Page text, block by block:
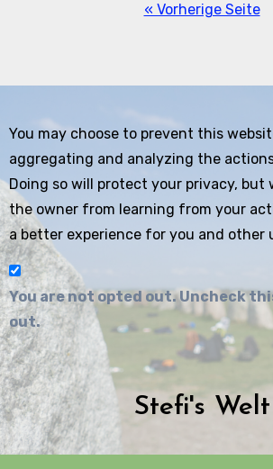
« Vorherige Seite
You may choose to prevent this
aggregating and analyzing the
Doing so will protect your privacy, but
the owner from learning from your
a better experience for you and other
You are not opted out. Uncheck
out.
Stefi's Welt